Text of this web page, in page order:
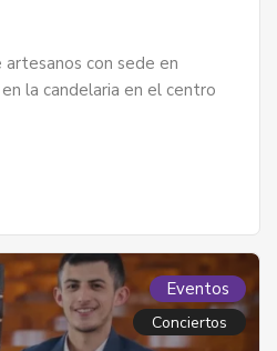
con sede en
la candelaria en el centro
Eventos
Conciertos